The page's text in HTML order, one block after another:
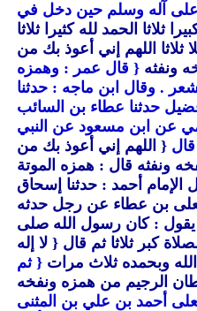
آله وسلم حين دخل في
ثلاثا الحمد لله كثيرا ثلاثا
ثلاثا اللهم إني أعوذ بك من
ونفثه { قال عمر : وهمزه
. وقال ابن ماجه : حدثنا
حدثنا عطاء بن السائب
عن ابن مسعود عن النبي
{ اللهم إني أعوذ بك من
ونفثه قال : همزه الموتة
الإمام أحمد : حدثنا إسحاق
بن عطاء عن رجل حدثه
يقول : كان رسول الله صلى
كبر ثلاثا ثم قال { لا إله
وبحمده ثلاث مرات { ثم
الرجيم من همزه ونفخه
أحمد بن علي بن المثنى